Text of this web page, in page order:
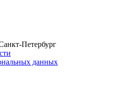
Петербург
данных